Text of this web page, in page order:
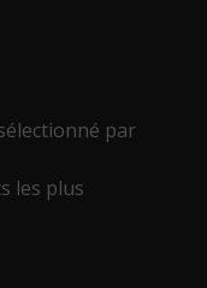
par
les plus